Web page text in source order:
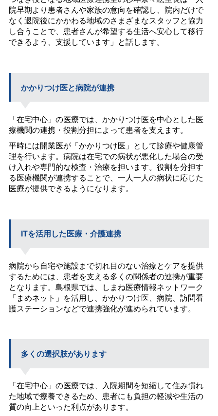
院早期より患者さんや家族の意向を確認し、院内だけで
なく退院後にかかわる地域のさまざまなスタッフと協力
し合うことで、患者さんが希望する生活へ安心して移行
できるよう、支援しています」と話します。
かかりつけ医と病院が連携
「在宅中心」の医療では、かかりつけ医を中心とした医
療機関の連携・役割分担によって患者を支えます。
平時には開業医が「かかりつけ医」として診療や健康管
理を行います。病院は在宅での病状が悪化した場合の受
け入れや専門的な検査・治療を担います。役割を分担す
る医療機関が連携することで、一人一人の病状に応じた
医療が提供できるようになります。
ITを活用した医療・介護連携
病院から自宅や施設まで切れ目のない治療とケアを提供
するためには、患者を支える多くの関係者の連携が重要
となります。島根県では、しまね医療情報ネットワーク
「まめネット」を活用し、かかりつけ医、病院、訪問看
護ステーションなどで連携強化が進められています。
多くの選択肢があります
「在宅中心」の医療では、入院期間を短縮して住み慣れ
た地域で療養できるため、患者にも負担の軽減や生活の
質の向上といった利点があります。